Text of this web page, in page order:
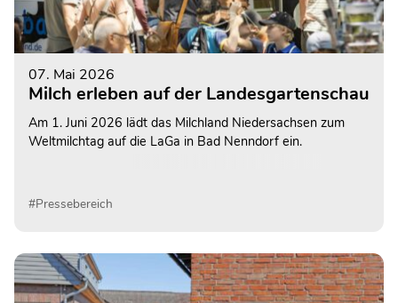
07. Mai 2026
Milch erleben auf der Landesgartenschau
Am 1. Juni 2026 lädt das Milchland Niedersachsen zum
Weltmilchtag auf die LaGa in Bad Nenndorf ein.
#Pressebereich